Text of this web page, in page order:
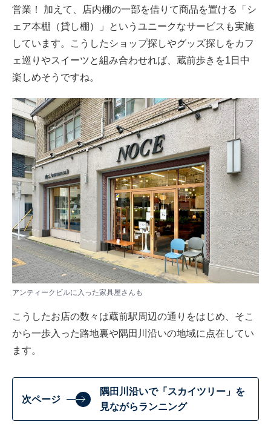
営業！ 加えて、店内棚の一部を借りて商品を置ける「シ
ェア本棚（貸し棚）」というユニークなサービスも実施
しています。こうしたショップ探しやグッズ探しをカフ
ェ巡りやスイーツと組み合わせれば、蔵前歩きを1日中
楽しめそうですね。
アンティークビルに入った家具屋さんも
こうしたお店の数々は蔵前駅周辺の通りをはじめ、そこ
から一歩入った路地裏や隅田川沿いの地域に点在してい
ます。
次ページ
隅田川沿いで「スカイツリー」を
見ながらランニング